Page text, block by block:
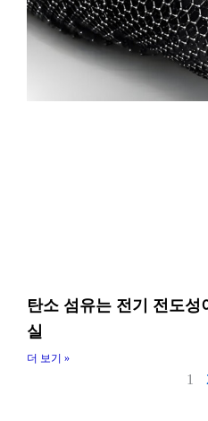
탄소 섬유는 전기 전도
실
더 보기 »
1